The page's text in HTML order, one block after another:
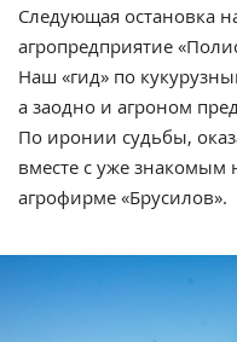
Следующая остановка
агропредприятие
Наш «гид» по
а заодно и агроном
По иронии судьбы,
вместе с уже
агрофирме «Брусилов».